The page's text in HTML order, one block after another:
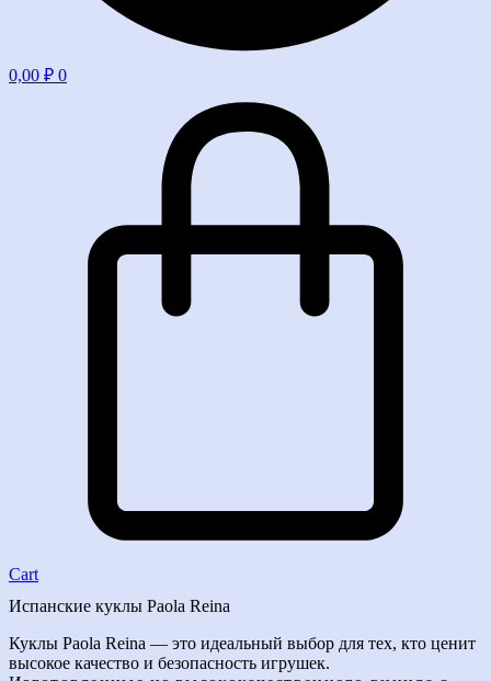
0,00 ₽ 0
Cart
Испанские куклы Paola Reina
Куклы Paola Reina — это идеальный выбор для тех, кто ценит
высокое качество и безопасность игрушек.